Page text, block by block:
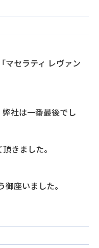
マセラティ レヴァン
社は一番最後でし
きました。
座いました。